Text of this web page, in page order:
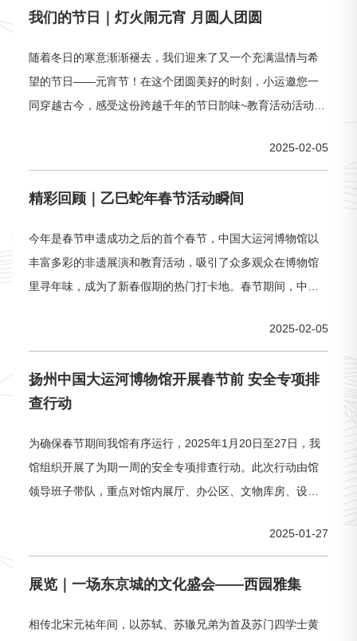
两侧各置博鬓一件：与冠配套另有宝钿饰首的12枚钗。该冠
我们的节日｜灯火闹元宵 月圆人团圆
随着冬日的寒意渐渐褪去，我们迎来了又一个充满温情与希
望的节日——元宵节！在这个团圆美好的时刻，小运邀您一
同穿越古今，感受这份跨越千年的节日韵味~教育活动活动一
（周三）14:00-15:30活动对象：16-65周岁主 讲 人 ：徐老
诚意金，活动现场核销后诚意金退还）活动人数：12人
2025-02-05
精彩回顾｜乙巳蛇年春节活动瞬间
今年是春节申遗成功之后的首个春节，中国大运河博物馆以
丰富多彩的非遗展演和教育活动，吸引了众多观众在博物馆
里寻年味，成为了新春假期的热门打卡地。春节期间，中运
举办研学、教育体验活动、非遗展演等节日文化活动245场，
们一起回顾那些精彩瞬间吧~Part.01非遗演出回顾春节期间，
中
2025-02-05
扬州中国大运河博物馆开展春节前 安全专项排
查行动
为确保春节期间我馆有序运行，2025年1月20日至27日，我
馆组织开展了为期一周的安全专项排查行动。此次行动由馆
领导班子带队，重点对馆内展厅、办公区、文物库房、设备
题进行现场交办，要求责任部门立即整改。通过隐患排查，
检查为契机，进一步加强日常安全管理，确保春节期间景区
2025-01-27
展览｜一场东京城的文化盛会——西园雅集
相传北宋元祐年间，以苏轼、苏辙兄弟为首及苏门四学士黄